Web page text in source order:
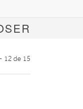
12 de 15